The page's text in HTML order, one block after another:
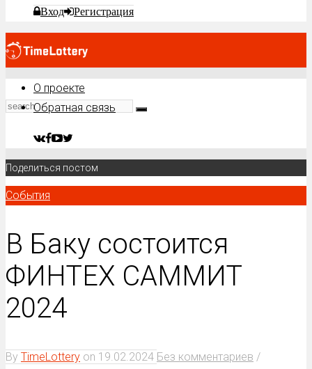
Вход Регистрация
О проекте
Обратная связь
Поделиться постом
События
В Баку состоится
ФИНТЕХ САММИТ
2024
By TimeLottery on 19.02.2024 Без комментариев /